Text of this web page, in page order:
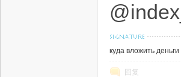
куда вложить деньги
回复